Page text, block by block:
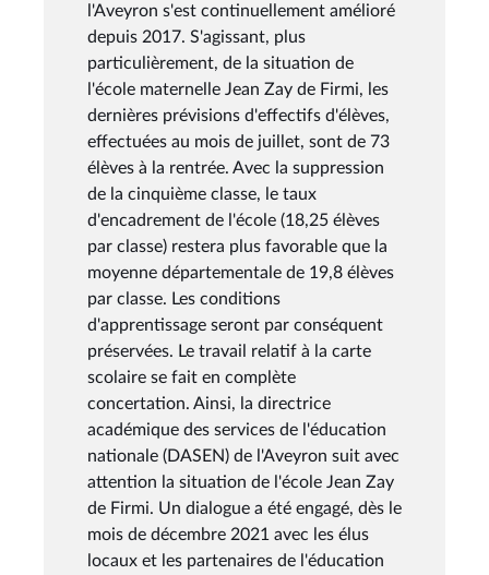
l'Aveyron s'est continuellement amélioré
depuis 2017. S'agissant, plus
particulièrement, de la situation de
l'école maternelle Jean Zay de Firmi, les
dernières prévisions d'effectifs d'élèves,
effectuées au mois de juillet, sont de 73
élèves à la rentrée. Avec la suppression
de la cinquième classe, le taux
d'encadrement de l'école (18,25 élèves
par classe) restera plus favorable que la
moyenne départementale de 19,8 élèves
par classe. Les conditions
d'apprentissage seront par conséquent
préservées. Le travail relatif à la carte
scolaire se fait en complète
concertation. Ainsi, la directrice
académique des services de l'éducation
nationale (DASEN) de l'Aveyron suit avec
attention la situation de l'école Jean Zay
de Firmi. Un dialogue a été engagé, dès le
mois de décembre 2021 avec les élus
locaux et les partenaires de l'éducation